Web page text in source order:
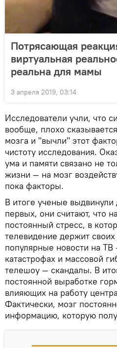
Потрясающая
виртуальная
реальна для мамы
3 апреля 2019, 03:14
Исследователи учли, что
вообще, плохо
мозга и "вычли" этот
чистоту исследования.
ума и памяти связано не
жизни — на мозг
пока факторы.
В итоге ученые
первых, они считают, что
постоянный стресс, в
телевидение держит
популярные новости на
катастрофах и массовой
телешоу — скандалы. В
постоянной выработке
влияющих на работу
Фактически, мозг
информацию, которую